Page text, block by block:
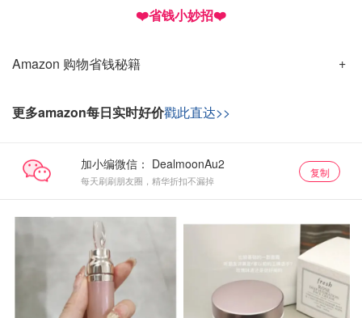
❤️省钱小妙招❤️
Amazon 购物省钱秘籍
更多amazon每日实时好价戳此直达>>
加小编微信：
每天刷刷朋友圈，精华折扣不漏掉
复制